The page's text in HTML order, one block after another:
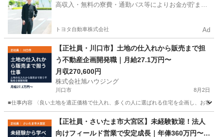
高収入・無料の寮費・通勤バス等によりお金が貯まり
トヨタ自動車株式会社 Ad
【正社員・川口市】土地の仕入れから販売まで担
う不動産企画開発職｜月給27.1万円〜
月収270,600円
株式会社旭ハウジング
川口市 8月2日
■仕事内容 〈良い土地を適正価格で仕入れ、多くの人に選ばれる住宅を企画し、お客
営業 社員
【正社員・さいたま市大宮区】未経験歓迎！法人
向けフィールド営業で安定成長｜年俸360万円〜6